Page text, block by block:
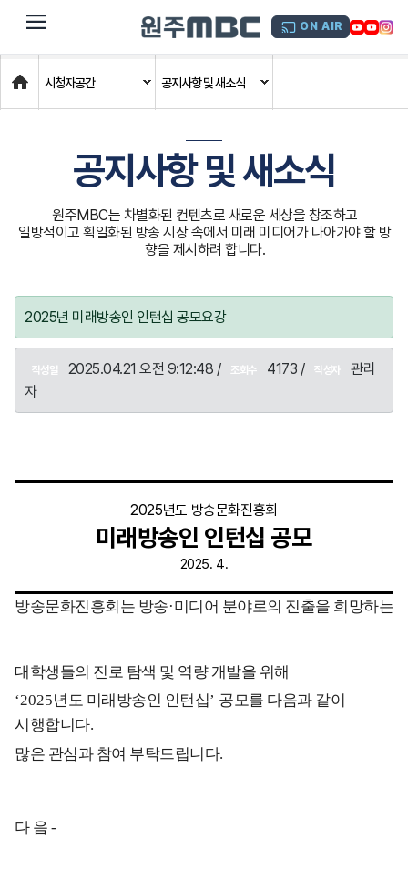
dehaze ON AIR
Home
시청자공간 공지사항 및 새소식
공지사항 및 새소식
원주MBC는 차별화된 컨텐츠로 새로운 세상을 창조하고
일방적이고 획일화된 방송 시장 속에서 미래 미디어가 나아가야 할 방
향을 제시하려 합니다.
2025년 미래방송인 인턴십 공모요강
작성일 2025.04.21 오전 9:12:48 / 조회수 4173 / 작성자
관리
자
2025년도 방송문화진흥회
미래방송인 인턴십 공모
2025. 4.
방송문화진흥회는 방송·미디어 분야로의 진출을 희망하는
대학생들의 진로 탐색 및 역량 개발을 위해
‘2025년도 미래방송인 인턴십’ 공모를 다음과 같이
시행합니다.
많은 관심과 참여 부탁드립니다.
다 음 -